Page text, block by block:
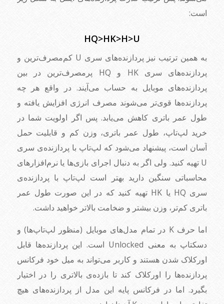
است:
HQ>HK>H>U
به همین ترتیب نیز پردازنده‌های سری U کم‌مصرف‌ترین و
پردازنده‌های سری HK و HQ پرمصرف‌ترین در بین
پردازنده‌های موبایل به حساب می‌آیند. در واقع هر چه
پردازنده‌ها قوی‌تر می‌شوند مصرف انرژی افزایش یافته و
طول عمر باتری کاهش می‌یابد. پس اگر اولویت شما در
خرید لپ‌تاپ، طول عمر باتری، وزن کم و قابلیت حمل
آسان است، پیشنهاد می‌شود که لپ‌تاپ با پردازنده‌ی سری
U تهیه کنید. ولی اگر به دنبال اجرای بازی‌ها یا نرم‌افزارهای
محاسباتی سنگین دارید بهتر است لپ‌تاپ با پردازنده‌ی
سری HQ یا HK تهیه کنید که در این صورت طول عمر
باتری کم‌تر، وزن بیشتر و ضخامت بالاتر خواهید داشت.
اما حرف K در تمام مدل‌های موبایل (منظور لپ‌تاپ‌ها) و
دسکتاپ به معنی Unlocked است. این پردازنده‌ها قابل
اورکلاک شدن هستند و کاربر می‌تواند به میل خود فرکانس
پردازنده‌ها را اورکلاک کند تا بازده‌ی بالاتری را در اختیار
بگیرد. اما در فرکانس پایه این مدل از پردازنده‌های هیچ